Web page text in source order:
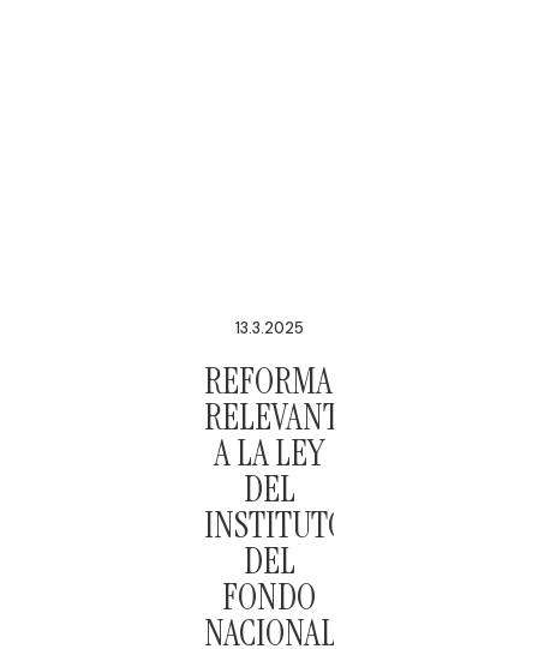
13.3.2025
REFORMAS
RELEVANTES
A LA LEY
DEL
INSTITUTO
DEL
FONDO
NACIONAL